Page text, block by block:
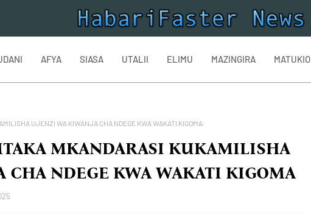
AFYA SIASA UTALII ELIMU MAZINGIRA MATUKIO
UJENZI WA KIWANJA CHA NDEGE KWA WAKATI KIGOMA
MKANDARASI KUKAMILISHA
CHA NDEGE KWA WAKATI KIGOMA